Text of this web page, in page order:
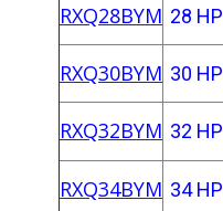
RXQ28BYM 28 HP
RXQ30BYM 30 HP
RXQ32BYM 32 HP
RXQ34BYM 34 HP